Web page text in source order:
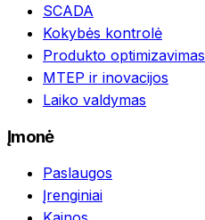
SCADA
Kokybės kontrolė
Produkto optimizavimas
MTEP ir inovacijos
Laiko valdymas
Įmonė
Paslaugos
Įrenginiai